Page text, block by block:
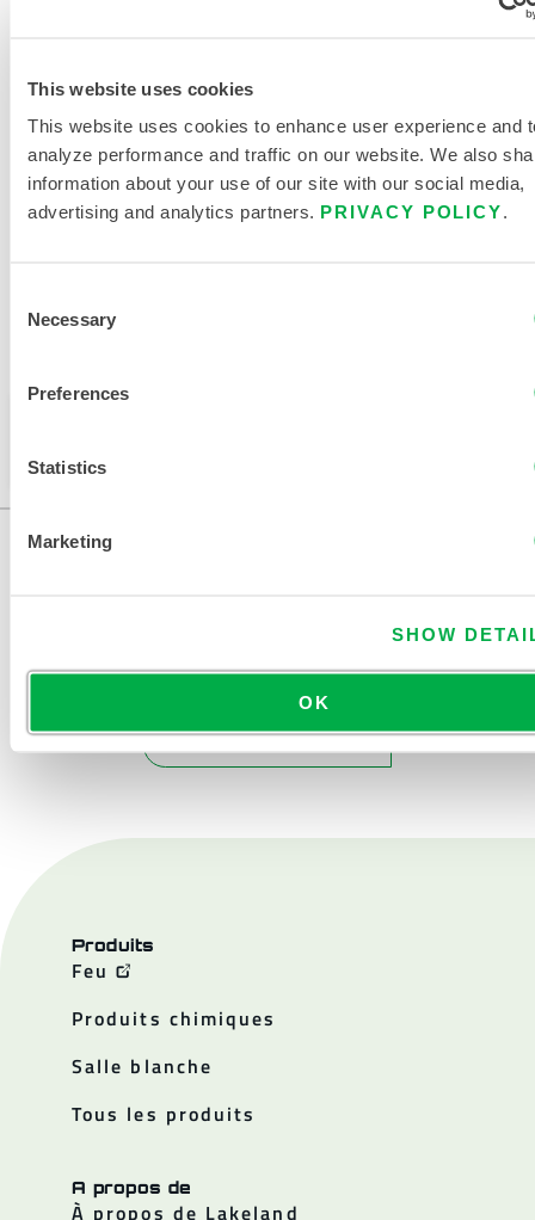
This website uses cookies
This website uses cookies to enhance user experience and
analyze performance and traffic on our website. We also
information about your use of our site with our social media,
advertising and analytics partners. PRIVACY POLICY.
Selection
Necessary
Preferences
Statistics
Marketing
SHOW
OK
LITTÉRATURE SUR LES
PRODUITS
DOCUMENTS CONNEXES
NOUS CONTACTER
Produits
Feu
Produits chimiques
Salle blanche
Tous les produits
A propos de
À propos de Lakeland